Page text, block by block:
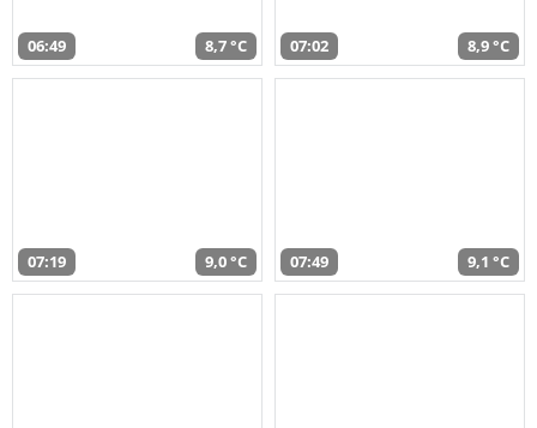
06:49 8,7 °C 07:02 8,9 °C
07:19 9,0 °C 07:49 9,1 °C